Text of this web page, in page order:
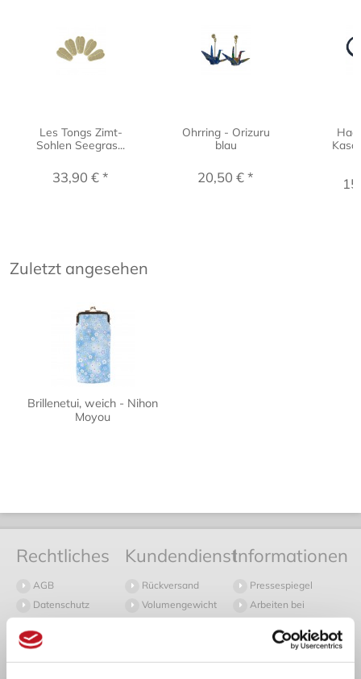
Les Tongs Zimt-
Sohlen Seegras...
33,90 € *
Ohrring - Orizuru
blau
20,50 € *
Zuletzt angesehen
Brillenetui, weich - Nihon
Moyou
Rechtliches
AGB
Datenschutz
Impressum
Kundendienst
Rückversand
Volumengewicht
Versand in die
Informationen
Pressespiegel
Arbeiten bei
Newsletter
Japanwelt Blog